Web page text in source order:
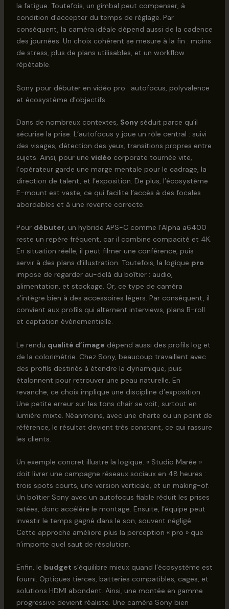
la fatigue. Toutefois, un gimbal peut compenser, à
condition d’accepter du temps de réglage. Par
conséquent, la caméra idéale dépend aussi de la cadence
des journées. Un choix cohérent se mesure à la fin : moins
de stress, plus de plans utilisables, et un workflow
répétable.
Sony pour débuter en vidéo pro : autofocus, polyvalence
et écosystème d’objectifs
Dans de nombreux contextes, Sonyséduit parce qu’il
sécurise la prise. L’autofocus y joue un rôle central : suivi
des visages, détection des yeux, transitions propres entre
sujets. Ainsi, pour une vidéo corporate tournée vite,
l’opérateur garde une marge mentale pour le cadrage, la
direction de talent, et l’exposition. De plus, l’écosystème
E-mount est vaste, ce qui facilite l’accès à des focales
abordables et à une revente correcte.
Pour débuter, un hybride APS-C comme l’Alpha a6400
reste un repère fréquent, car il combine compacité et 4K.
En situation réelle, il peut filmer une conférence, puis
servir à des plans d’illustration. Toutefois, la logique pro
impose de regarder au-delà du boîtier : audio,
alimentation, et stockage. Or, ce type de caméra
s’intègre bien à des accessoires légers. Par conséquent, il
convient aux profils qui alternent interviews, plans B-roll
et captation événementielle.
Le rendu qualité d’image dépend aussi des profils log et
de la colorimétrie. Chez Sony, beaucoup travaillent avec
des profils destinés à étendre la dynamique, puis
étalonnent pour retrouver une peau naturelle. En
revanche, ce choix implique une discipline d’exposition.
Une petite erreur sur les tons chair se voit, surtout en
lumière mixte. Néanmoins, avec une charte ou un point de
référence, le résultat devient très constant, ce qui rassure
les clients.
Un exemple concret illustre la logique. « Studio Marée »
doit livrer une campagne réseaux sociaux en 48 heures :
trois spots courts, une version verticale, et un making-of.
Un boîtier Sony avec un autofocus fiable réduit les prises
ratées, donc accélère le montage. Ensuite, l’équipe peut
investir le temps gagné dans le son, souvent négligé.
Cette approche améliore plus la perception « pro » que
n’importe quel saut de résolution.
Enfin, le budget s’équilibre mieux quand l’écosystème est
fourni. Optiques tierces, batteries compatibles, cages, et
solutions HDMI abondent. Ainsi, une montée en gamme
progressive devient réaliste. Une caméra Sony bien